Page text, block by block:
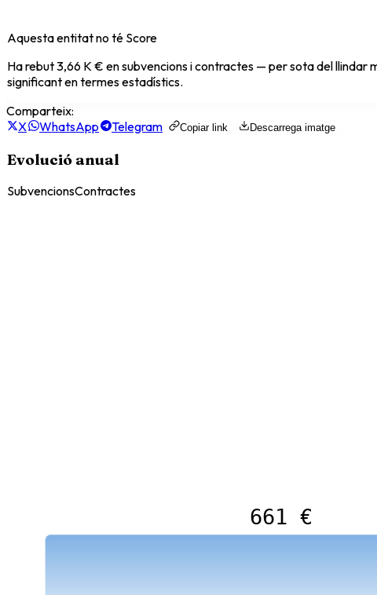
Aquesta entitat no té Score
Ha rebut3,66 K € en subvencions i contractes — per sota del
significant en termes estadístics.
Comparteix:
X
WhatsApp Telegram Copiar link Descarrega imatge
Evolució anual
SubvencionsContractes
661 €